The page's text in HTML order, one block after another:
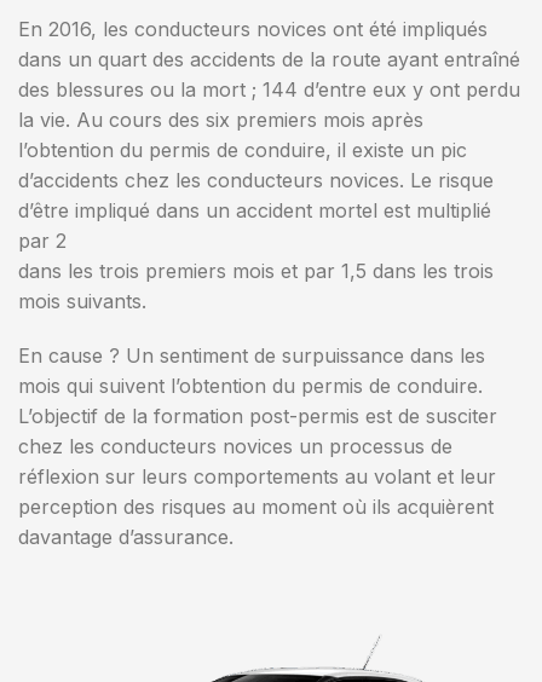
En 2016, les conducteurs novices ont été impliqués
dans un quart des accidents de la route ayant entraîné
des blessures ou la mort ; 144 d’entre eux y ont perdu
la vie. Au cours des six premiers mois après
l’obtention du permis de conduire, il existe un pic
d’accidents chez les conducteurs novices. Le risque
d’être impliqué dans un accident mortel est multiplié
par 2
dans les trois premiers mois et par 1,5 dans les trois
mois suivants.
En cause ? Un sentiment de surpuissance dans les
mois qui suivent l’obtention du permis de conduire.
L’objectif de la formation post-permis est de susciter
chez les conducteurs novices un processus de
réflexion sur leurs comportements au volant et leur
perception des risques au moment où ils acquièrent
davantage d’assurance.